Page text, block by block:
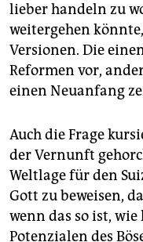
lieber handeln zu
weitergehen
Versionen. Die
Reformen vor,
einen Neuanfang
Auch die Frage
der Vernunft
Weltlage für den
Gott zu beweisen,
wenn das so ist,
Potenzialen des